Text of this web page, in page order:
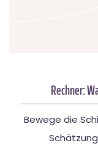
Rechner:
Bewege die